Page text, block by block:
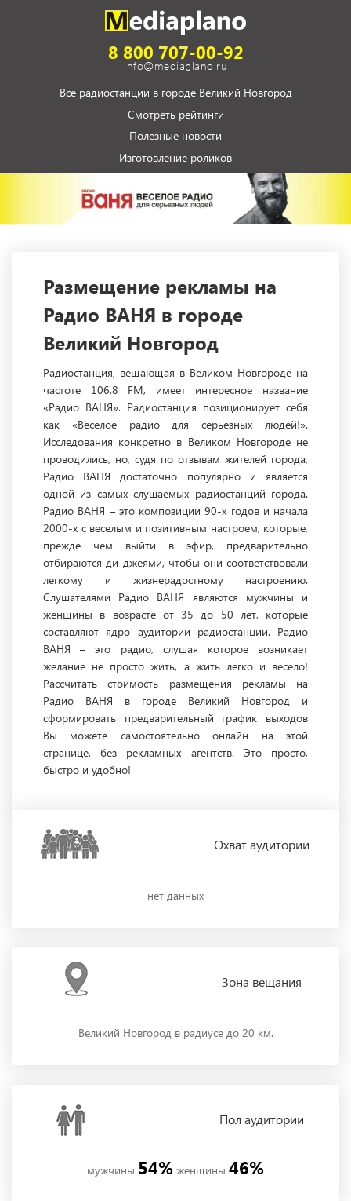
8 800 707-00-92
info@mediaplano.ru
Все радиостанции в городе Великий Новгород
Смотреть рейтинги
Полезные новости
Изготовление роликов
Размещение рекламы на
Радио ВАНЯ в городе
Великий Новгород
Радиостанция, вещающая в Великом Новгороде на
частоте 106,8 FM, имеет интересное название
«Радио ВАНЯ». Радиостанция позиционирует себя
как «Веселое радио для серьезных людей!».
Исследования конкретно в Великом Новгороде не
проводились, но, судя по отзывам жителей города,
Радио ВАНЯ достаточно популярно и является
одной из самых слушаемых радиостанций города.
Радио ВАНЯ – это композиции 90-х годов и начала
2000-х с веселым и позитивным настроем, которые,
прежде чем выйти в эфир, предварительно
отбираются ди-джеями, чтобы они соответствовали
легкому и жизнерадостному настроению.
Слушателями Радио ВАНЯ являются мужчины и
женщины в возрасте от 35 до 50 лет, которые
составляют ядро аудитории радиостанции. Радио
ВАНЯ – это радио, слушая которое возникает
желание не просто жить, а жить легко и весело!
Рассчитать стоимость размещения рекламы на
Радио ВАНЯ в городе Великий Новгород и
сформировать предварительный график выходов
Вы можете самостоятельно онлайн на этой
странице, без рекламных агентств. Это просто,
быстро и удобно!
Охватаудитории
нет данных
Зона вещания
Великий Новгород в радиусе до 20 км.
Полаудитории
мужчины 54% женщины 46%